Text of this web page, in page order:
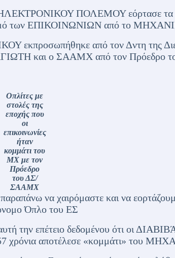
ΠΟΛΕΜΟΥ εόρτασε τα
των ΕΠΙΚΟΙΝΩΝΙΩΝ από το
εκπροσωπήθηκε από τον Δντη της
και ο ΣΑΑΜΧ από τον Πρόεδρο
Oπλίτες με
στολές της
εποχής που
οι
επικοινωνίες
ήταν
κομμάτι του
ΜΧ με τον
Πρόεδρο
του ΔΣ/
ΣΑΑΜΧ
να χαιρόμαστε και να
Όπλο του ΕΣ
την επέτειο δεδομένου ότι οι
χρόνια αποτέλεσε «κομμάτι» του